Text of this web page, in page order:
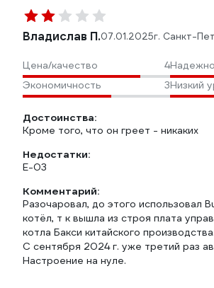
Владислав П.07.01.2025г. Санкт-
Цена/качество 4
Экономичность
3Низкий
Достоинства:
Кроме того, что он греет - никаких
Недостатки:
Е-03
Комментарий:
Разочаровал, до этого использовал
котёл, т к вышла из строя плата
котла Бакси китайского
С сентября 2024 г. уже третий раз
Настроение на нуле.